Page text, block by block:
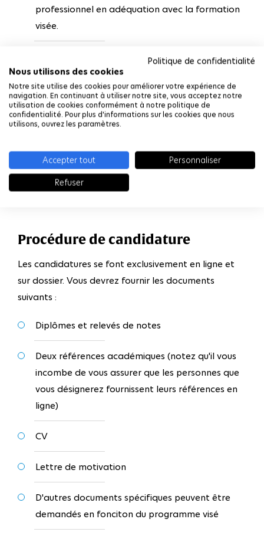
Politique de confidentialité
Nous utilisons des cookies
Notre site utilise des cookies pour améliorer votre expérience de
navigation. En continuant à utiliser notre site, vous acceptez notre
utilisation de cookies conformément à notre politique de
confidentialité. Pour plus d'informations sur les cookies que nous
utilisons, ouvrez les paramètres.
Accepter tout
Personnaliser
Refuser
professionnel en adéquation avec la formation
visée.
Prérequis linguistiques
Le candidat doit justifier d’un bon niveau
d’anglais, généralement B2 à C1 selon le
Un bon niveau de français est également requis
pour les formations dispensées en français.
Procédure de candidature
Les candidatures se font exclusivement en ligne et
sur dossier. Vous devrez fournir les documents
suivants :
Diplômes et relevés de notes
Deux références académiques (notez qu'il vous
incombe de vous assurer que les personnes que
vous désignerez fournissent leurs références en
ligne)
CV
Lettre de motivation
D'autres documents spécifiques peuvent être
demandés en fonciton du programme visé